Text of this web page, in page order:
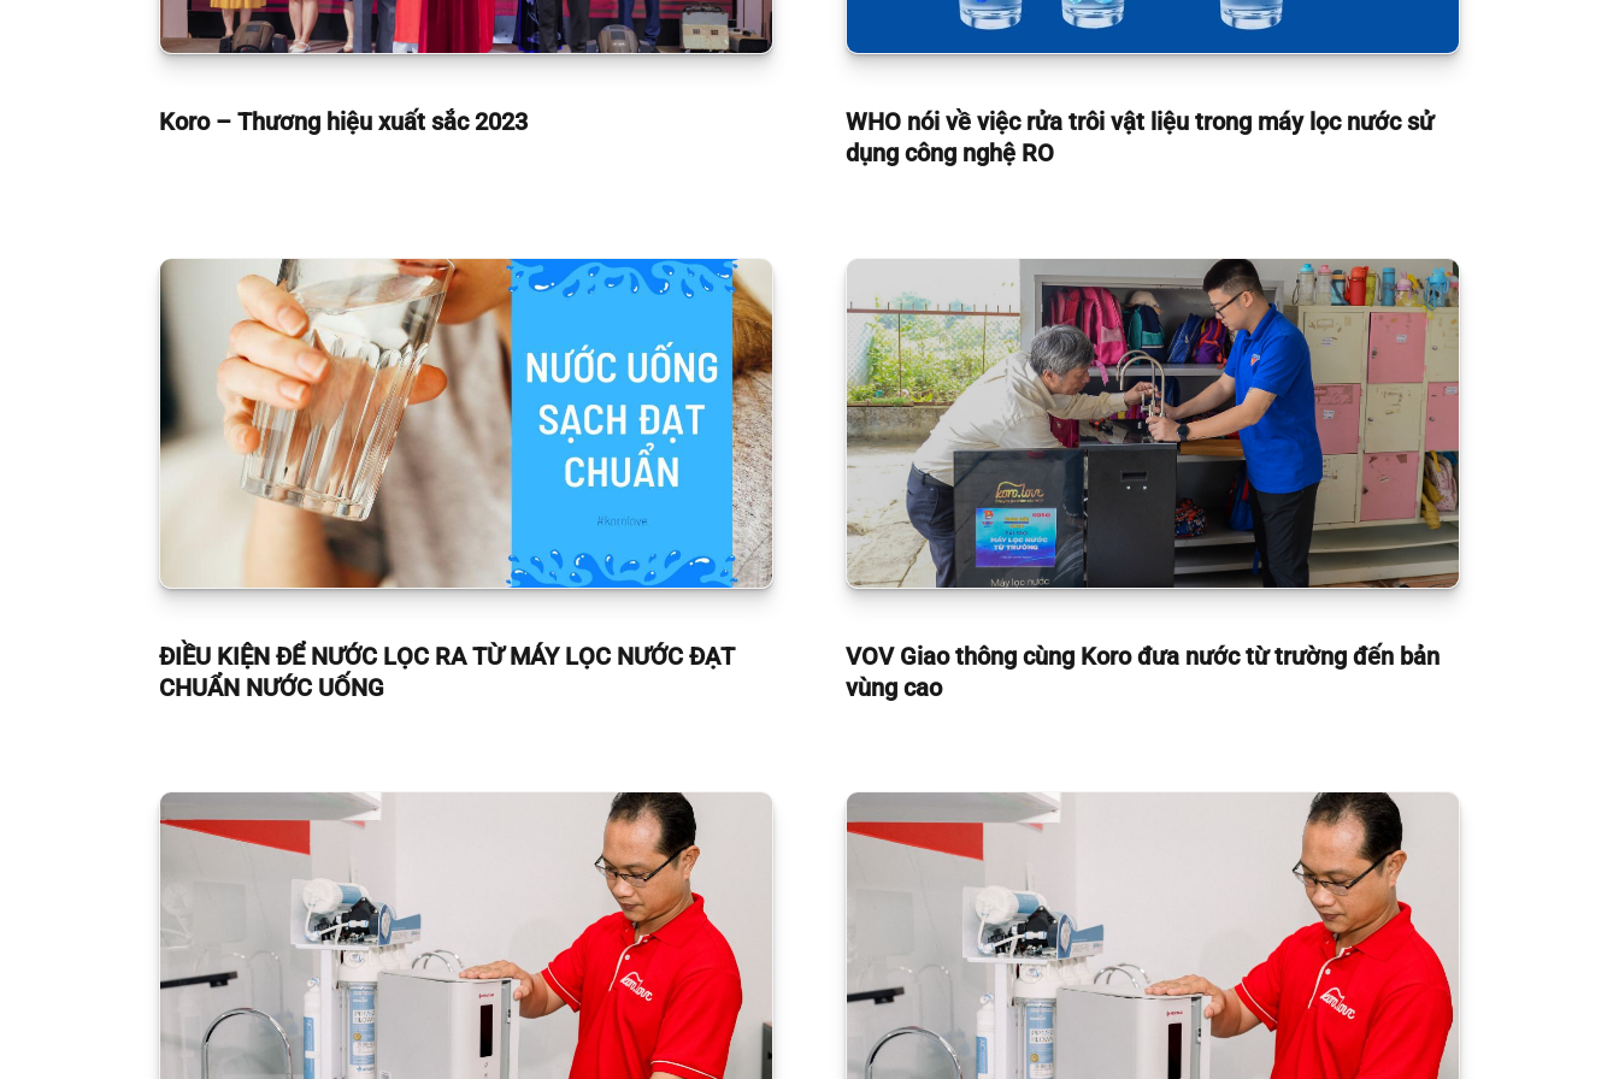
Koro – Thương hiệu xuất sắc 2023
WHO nói về việc rửa trôi vật liệu trong máy lọc nước sử
dụng công nghệ RO
ĐIỀU KIỆN ĐỂ NƯỚC LỌC RA TỪ MÁY LỌC NƯỚC ĐẠT
CHUẨN NƯỚC UỐNG
VOV Giao thông cùng Koro đưa nước từ trường đến bản
vùng cao